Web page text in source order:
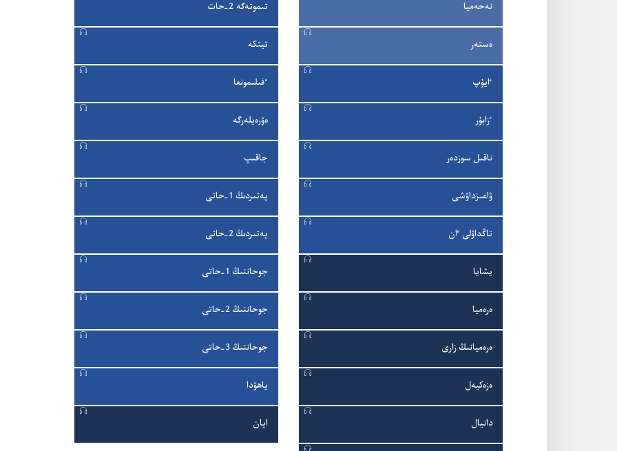
نە‌حە‌ميا
ە‌ستە‌ر
ٵيۇ‌پ
ٴ‌زابۇ‌ر
ناقىل سوزدە‌ر
ۋاعىزداۋشى
تاڭداۋلى ٵن
يشايا
ە‌رە‌ميا
ە‌رە‌ميانىڭ زارى
ە‌زە‌كيە‌ل
دانيال
تىموتە‌گە 2-‏حات
تيتكە
ٴ‌فىلىمونعا
ە‌ۆرە‌يلە‌رگە
جاقىپ
پە‌تىردىڭ 1-‏حاتى
پە‌تىردىڭ 2-‏حاتى
جوحاننىڭ 1-‏حاتى
جوحاننىڭ 2-‏حاتى
جوحاننىڭ 3-‏حاتى
ياھۋدا
ايان